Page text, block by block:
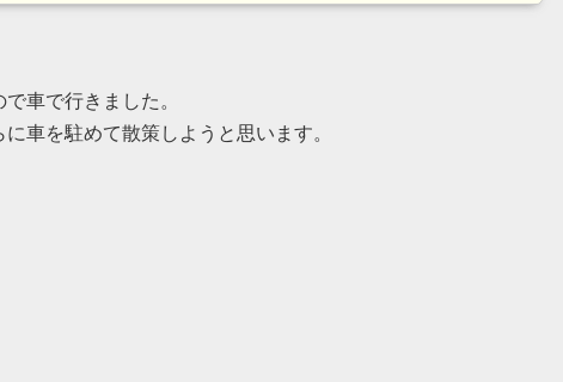
車で行きました。
車を駐めて散策しようと思います。